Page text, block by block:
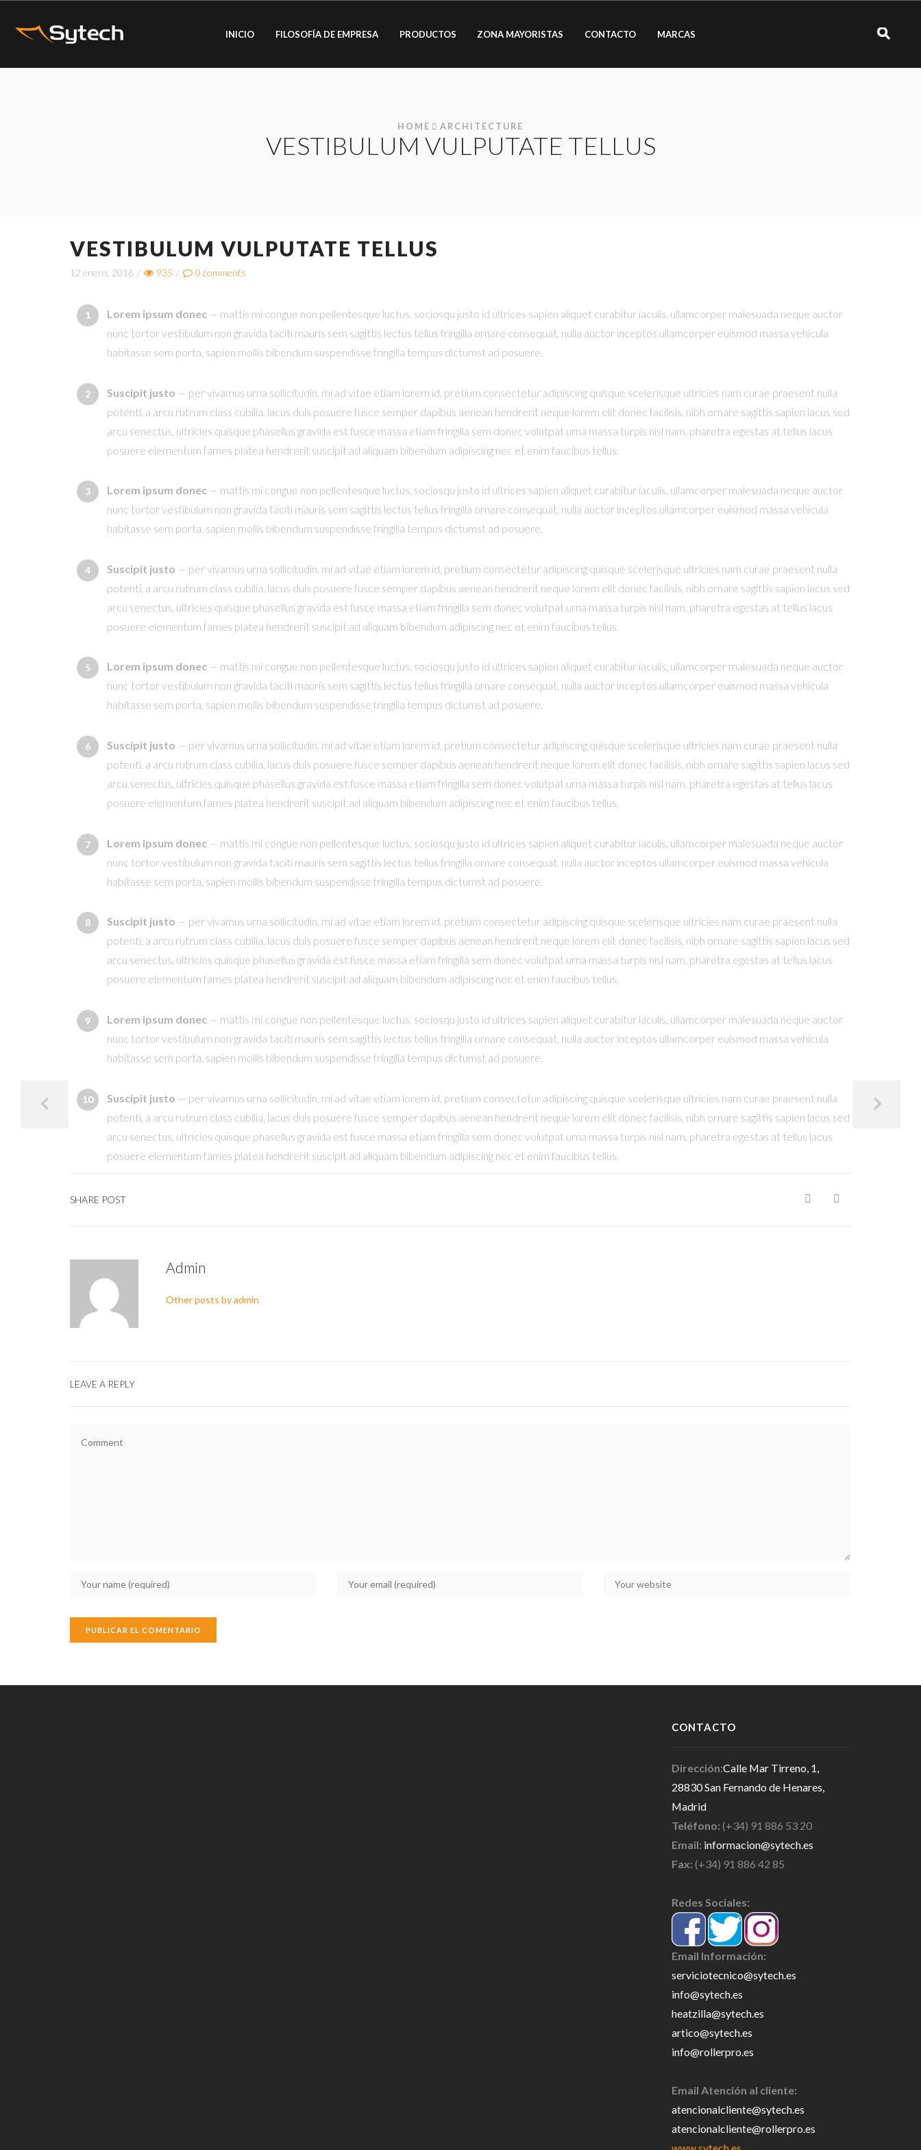
INICIO FILOSOFÍA DE EMPRESA PRODUCTOS ZONA MAYORISTAS CONTACTO MARCAS
HOME ARCHITECTURE
VESTIBULUM VULPUTATE TELLUS
VESTIBULUM VULPUTATE TELLUS
12 enero, 2016 / 935 / 0 comments
Lorem ipsum donec — mattis mi congue non pellentesque luctus, sociosqu justo id ultrices sapien aliquet curabitur iaculis, ullamcorper malesuada neque auctor
nunc tortor vestibulum non gravida taciti mauris sem sagittis lectus tellus fringilla ornare consequat, nulla auctor inceptos ullamcorper euismod massa vehicula
habitasse sem porta, sapien mollis bibendum suspendisse fringilla tempus dictumst ad posuere.
Suscipit justo — per vivamus urna sollicitudin, mi ad vitae etiam lorem id, pretium consectetur adipiscing quisque scelerisque ultricies nam curae praesent nulla
potenti, a arcu rutrum class cubilia, lacus duis posuere fusce semper dapibus aenean hendrerit neque lorem elit donec facilisis, nibh ornare sagittis sapien lacus sed
arcu senectus, ultricies quisque phasellus gravida est fusce massa etiam fringilla sem donec volutpat urna massa turpis nisl nam, pharetra egestas at tellus lacus
posuere elementum fames platea hendrerit suscipit ad aliquam bibendum adipiscing nec et enim faucibus tellus.
Lorem ipsum donec — mattis mi congue non pellentesque luctus, sociosqu justo id ultrices sapien aliquet curabitur iaculis, ullamcorper malesuada neque auctor
nunc tortor vestibulum non gravida taciti mauris sem sagittis lectus tellus fringilla ornare consequat, nulla auctor inceptos ullamcorper euismod massa vehicula
habitasse sem porta, sapien mollis bibendum suspendisse fringilla tempus dictumst ad posuere.
Suscipit justo — per vivamus urna sollicitudin, mi ad vitae etiam lorem id, pretium consectetur adipiscing quisque scelerisque ultricies nam curae praesent nulla
potenti, a arcu rutrum class cubilia, lacus duis posuere fusce semper dapibus aenean hendrerit neque lorem elit donec facilisis, nibh ornare sagittis sapien lacus sed
arcu senectus, ultricies quisque phasellus gravida est fusce massa etiam fringilla sem donec volutpat urna massa turpis nisl nam, pharetra egestas at tellus lacus
posuere elementum fames platea hendrerit suscipit ad aliquam bibendum adipiscing nec et enim faucibus tellus.
Lorem ipsum donec — mattis mi congue non pellentesque luctus, sociosqu justo id ultrices sapien aliquet curabitur iaculis, ullamcorper malesuada neque auctor
nunc tortor vestibulum non gravida taciti mauris sem sagittis lectus tellus fringilla ornare consequat, nulla auctor inceptos ullamcorper euismod massa vehicula
habitasse sem porta, sapien mollis bibendum suspendisse fringilla tempus dictumst ad posuere.
Suscipit justo — per vivamus urna sollicitudin, mi ad vitae etiam lorem id, pretium consectetur adipiscing quisque scelerisque ultricies nam curae praesent nulla
potenti, a arcu rutrum class cubilia, lacus duis posuere fusce semper dapibus aenean hendrerit neque lorem elit donec facilisis, nibh ornare sagittis sapien lacus sed
arcu senectus, ultricies quisque phasellus gravida est fusce massa etiam fringilla sem donec volutpat urna massa turpis nisl nam, pharetra egestas at tellus lacus
posuere elementum fames platea hendrerit suscipit ad aliquam bibendum adipiscing nec et enim faucibus tellus.
Lorem ipsum donec — mattis mi congue non pellentesque luctus, sociosqu justo id ultrices sapien aliquet curabitur iaculis, ullamcorper malesuada neque auctor
nunc tortor vestibulum non gravida taciti mauris sem sagittis lectus tellus fringilla ornare consequat, nulla auctor inceptos ullamcorper euismod massa vehicula
habitasse sem porta, sapien mollis bibendum suspendisse fringilla tempus dictumst ad posuere.
Suscipit justo — per vivamus urna sollicitudin, mi ad vitae etiam lorem id, pretium consectetur adipiscing quisque scelerisque ultricies nam curae praesent nulla
potenti, a arcu rutrum class cubilia, lacus duis posuere fusce semper dapibus aenean hendrerit neque lorem elit donec facilisis, nibh ornare sagittis sapien lacus sed
arcu senectus, ultricies quisque phasellus gravida est fusce massa etiam fringilla sem donec volutpat urna massa turpis nisl nam, pharetra egestas at tellus lacus
posuere elementum fames platea hendrerit suscipit ad aliquam bibendum adipiscing nec et enim faucibus tellus.
Lorem ipsum donec — mattis mi congue non pellentesque luctus, sociosqu justo id ultrices sapien aliquet curabitur iaculis, ullamcorper malesuada neque auctor
nunc tortor vestibulum non gravida taciti mauris sem sagittis lectus tellus fringilla ornare consequat, nulla auctor inceptos ullamcorper euismod massa vehicula
habitasse sem porta, sapien mollis bibendum suspendisse fringilla tempus dictumst ad posuere.
Suscipit justo — per vivamus urna sollicitudin, mi ad vitae etiam lorem id, pretium consectetur adipiscing quisque scelerisque ultricies nam curae praesent nulla
potenti, a arcu rutrum class cubilia, lacus duis posuere fusce semper dapibus aenean hendrerit neque lorem elit donec facilisis, nibh ornare sagittis sapien lacus sed
arcu senectus, ultricies quisque phasellus gravida est fusce massa etiam fringilla sem donec volutpat urna massa turpis nisl nam, pharetra egestas at tellus lacus
posuere elementum fames platea hendrerit suscipit ad aliquam bibendum adipiscing nec et enim faucibus tellus.
SHARE POST
Admin
Other posts by admin
LEAVE A REPLY
CONTACTO
Dirección:Calle Mar Tirreno, 1,
28830 San Fernando de Henares,
Madrid
Teléfono: (+34) 91 886 53 20
Email: informacion@sytech.es
Fax: (+34) 91 886 42 85
Redes Sociales:
Email Información:
serviciotecnico@sytech.es
info@sytech.es
heatzilla@sytech.es
artico@sytech.es
info@rollerpro.es
Email Atención al cliente:
atencionalcliente@sytech.es
atencionalcliente@rollerpro.es